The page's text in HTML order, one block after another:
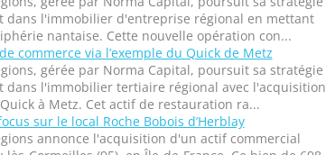
dans l'immobilier d'entreprise régional en mettant
nantaise. Cette nouvelle opération con...
commerce via l’exemple du Quick de Metz
gérée par Norma Capital, poursuit sa stratégie
dans l'immobilier tertiaire régional avec l'acquisition
à Metz. Cet actif de restauration ra...
sur le local Roche Bobois d’Herblay
annonce l'acquisition d'un actif commercial